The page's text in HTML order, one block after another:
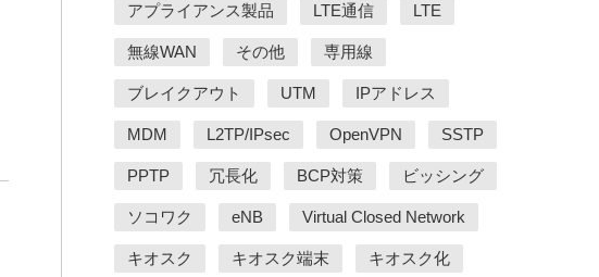
アプライアンス製品 LTE通信 LTE
無線WAN その他 専用線
ブレイクアウト UTM IPアドレス
MDM L2TP/IPsec OpenVPN SSTP
PPTP 冗長化 BCP対策 ビッシング
ソコワク eNB Virtual Closed Network
キオスク キオスク端末 キオスク化